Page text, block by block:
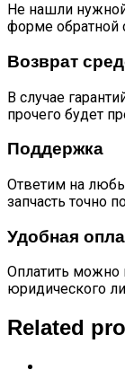
Не нашли нужной
форме обратной
Возврат
В случае
прочего будет
Поддержка
Ответим на
запчасть точно
Удобная
Оплатить можно
юридического
Related